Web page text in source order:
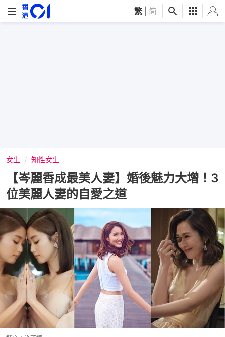
繁 简
女生 知性女生
【岑麗香成最美人妻】婚後魅力大增！3
位美麗人妻的自愛之道